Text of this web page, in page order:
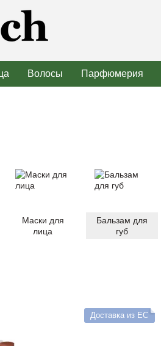
Волосы Парфюмерия
Маски для
лица
Бальзам для
губ
Доставка из ЕС